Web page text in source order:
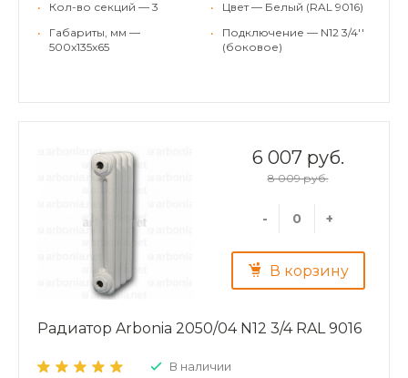
•
Кол-во секций — 3
•
Габариты, мм —
500x135x65
•
Цвет — Белый (RAL 9016)
•
Подключение — N12 3/4''
(боковое)
6 007 руб.
8 009 руб.
- +
В корзину
Радиатор Arbonia 2050/04 N12 3/4 RAL 9016
В наличии